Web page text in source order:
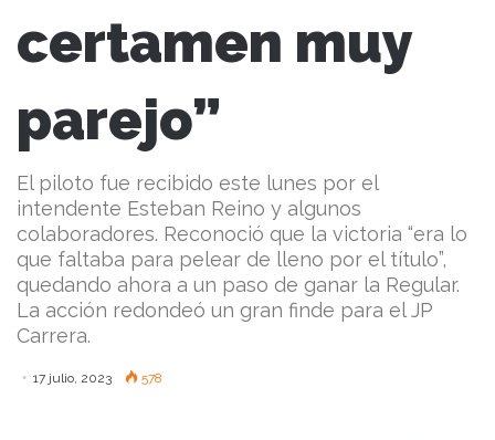
certamen muy
parejo”
El piloto fue recibido este lunes por el
intendente Esteban Reino y algunos
colaboradores. Reconoció que la victoria “era lo
que faltaba para pelear de lleno por el título”,
quedando ahora a un paso de ganar la Regular.
La acción redondeó un gran finde para el JP
Carrera.
17 julio, 2023 578